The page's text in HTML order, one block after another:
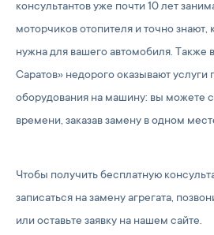
консультантов уже почти 10 лет
моторчиков отопителя и точно
нужна для вашего автомобиля. Также
Саратов» недорого оказывают услуги
оборудования на машину: вы можете
времени, заказав замену в одном
Чтобы получить бесплатную
записаться на замену агрегата,
или оставьте заявку на нашем сайте.